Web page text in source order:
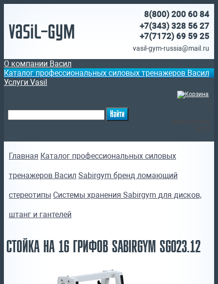
Vasil-Gym
8(800) 200 60 84
+7(343) 328 56 27
+7(7172) 69 59 25
vasil-gym-russia@mail.ru
О компании Васил
Каталог профессиональных силовых тренажеров Васил
Услуги Vasil
Главная Каталог профессиональных силовых
тренажеров Васил Sabirgym бренд ломающий
стереотипы Системы хранения Sabirgym для дисков,
штанг и гантелей
СТОЙКА НА 16 ГРИФОВ SABIRGYM SG023.12